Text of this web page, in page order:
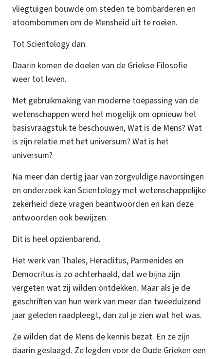
vliegtuigen bouwde om steden te bombarderen en
atoombommen om de Mensheid uit te roeien.
Tot Scientology dan.
Daarin komen de doelen van de Griekse Filosofie
weer tot leven.
Met gebruikmaking van moderne toepassing van de
wetenschappen werd het mogelijk om opnieuw het
basisvraagstuk te beschouwen, Wat is de Mens? Wat
is zijn relatie met het universum? Wat is het
universum?
Na meer dan dertig jaar van zorgvuldige navorsingen
en onderzoek kan Scientology met wetenschappelijke
zekerheid deze vragen beantwoorden en kan deze
antwoorden ook bewijzen.
Dit is heel opzienbarend.
Het werk van Thales, Heraclitus, Parmenides en
Democritus is zo achterhaald, dat we bijna zijn
vergeten wat zij wilden ontdekken. Maar als je de
geschriften van hun werk van meer dan tweeduizend
jaar geleden raadpleegt, dan zul je zien wat het was.
Ze wilden dat de Mens de kennis bezat. En ze zijn
daarin geslaagd. Ze legden voor de Oude Grieken een